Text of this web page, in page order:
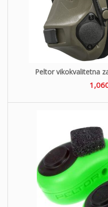
Peltor vikokvalitetna